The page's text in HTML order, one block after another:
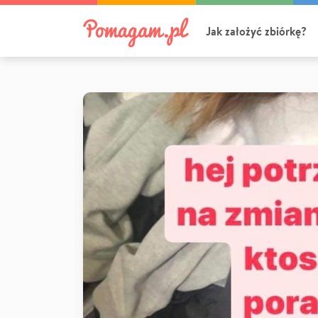
Jak założyć zbiórkę?